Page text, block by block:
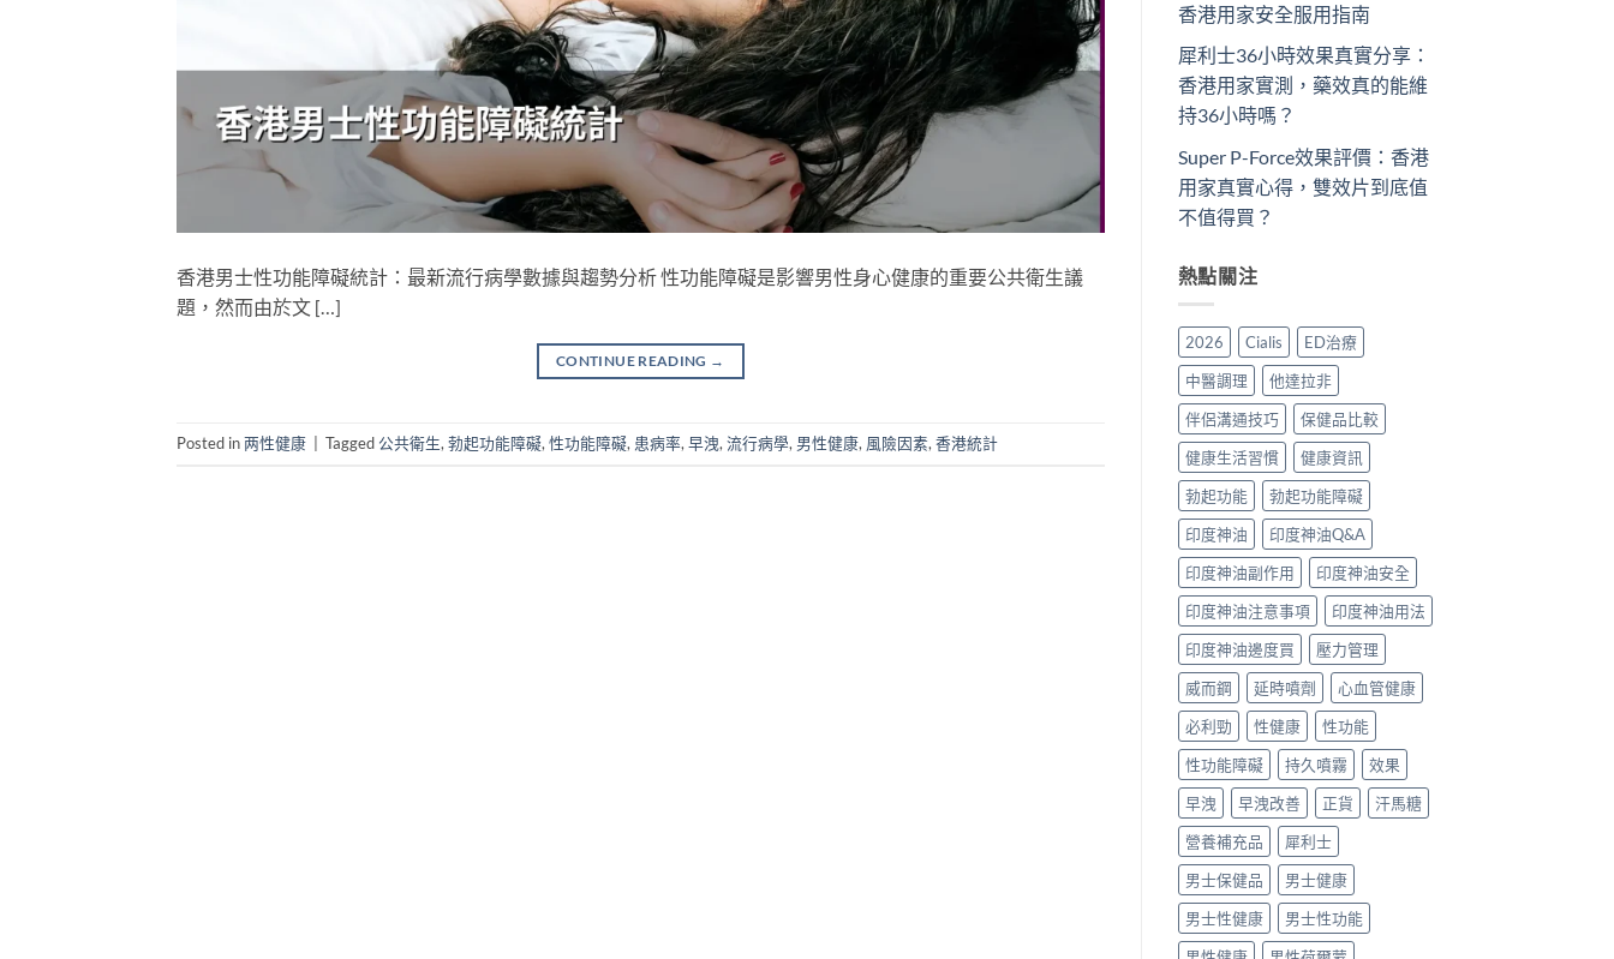
香港男士性功能障礙統計：最新流行病學數據與趨勢分析 性功能障礙是影響男性身心健康的重要公共衛生議
題，然而由於文 […]
CONTINUE READING →
Posted in两性健康 Tagged 公共衛生, 勃起功能障礙, 性功能障礙, 患病率, 早洩, 流行病學, 男性健康, 風險因素, 香港統計
香港用家安全服用指南
犀利士36小時效果真實分享：
香港用家實測，藥效真的能維
持36小時嗎？
Super P-Force效果評價：香港
用家真實心得，雙效片到底值
不值得買？
熱點關注
2026 Cialis
ED治療
中醫調理
他達拉非
伴侶溝通技巧
保健品比較
健康生活習慣
健康資訊
勃起功能
勃起功能障礙
印度神油
印度神油Q&A
印度神油副作用
印度神油安全
印度神油注意事項
印度神油用法
印度神油邊度買
壓力管理
威而鋼
延時噴劑
心血管健康
必利勁
性健康
性功能
性功能障礙
持久噴霧
效果
早洩
早洩改善 正貨
汗馬糖
營養補充品
犀利士
男士保健品
男士健康
男士性健康
男士性功能